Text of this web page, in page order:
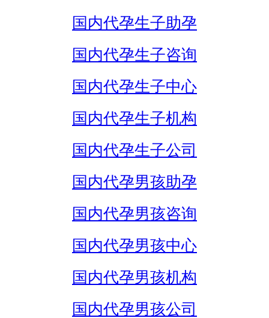
国内代孕生子助孕
国内代孕生子咨询
国内代孕生子中心
国内代孕生子机构
国内代孕生子公司
国内代孕男孩助孕
国内代孕男孩咨询
国内代孕男孩中心
国内代孕男孩机构
国内代孕男孩公司